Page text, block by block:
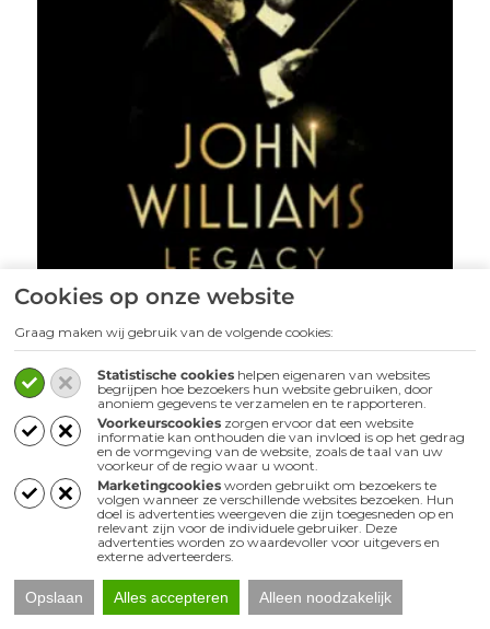
Cookies op onze website
Graag maken wij gebruik van de volgende cookies:
Statistische cookies helpen eigenaren van websites
begrijpen hoe bezoekers hun website gebruiken, door
anoniem gegevens te verzamelen en te rapporteren.
Voorkeurscookies zorgen ervoor dat een website
informatie kan onthouden die van invloed is op het gedrag
en de vormgeving van de website, zoals de taal van uw
voorkeur of de regio waar u woont.
Marketingcookies worden gebruikt om bezoekers te
volgen wanneer ze verschillende websites bezoeken. Hun
doel is advertenties weergeven die zijn toegesneden op en
relevant zijn voor de individuele gebruiker. Deze
advertenties worden zo waardevoller voor uitgevers en
externe adverteerders.
Opslaan Alles accepteren Alleen noodzakelijk
John Williams | Legacy
Koop